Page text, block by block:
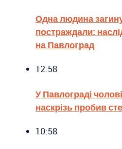
Одна людина
постраждали:
на Павлоград
12:58
У Павлограді
наскрізь пробив
10:58